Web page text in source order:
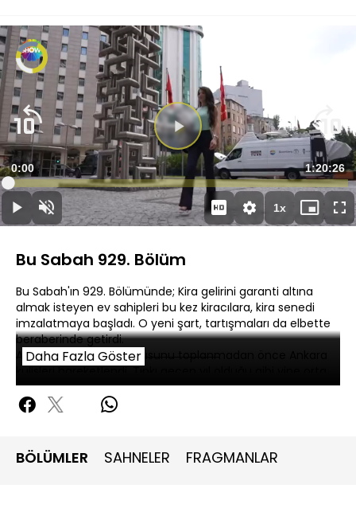
Video
Oynatıcısı
yükleniyor.
Videoyu
Oynat
OynatSesi
Aç
Süre
0:00 Toplam
Süre
1:20:26
Yüklendi:
0.23%
1xOynatma
Hızı
Mini
oynatıcı
Bu Sabah 929. Bölüm
Bu Sabah'ın 929. Bölümünde; Kira gelirini garanti altına
almak isteyen ev sahipleri bu kez kiracılara, kira senedi
imzalatmaya başladı. O yeni şart, tartışmaları da elbette
beraberinde getirdi.
Asgari ücret tespit konusunu toplanmadan önce Ankara
yol formülü gündeme geldi.
Daha Fazla Göster
BÖLÜMLER SAHNELER FRAGMANLAR